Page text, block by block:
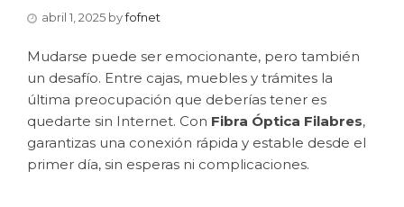
abril 1, 2025 byfofnet
Mudarse puede ser emocionante, pero también
un desafío. Entre cajas, muebles y trámites la
última preocupación que deberías tener es
quedarte sin Internet. Con Fibra Óptica Filabres,
garantizas una conexión rápida y estable desde el
primer día, sin esperas ni complicaciones.